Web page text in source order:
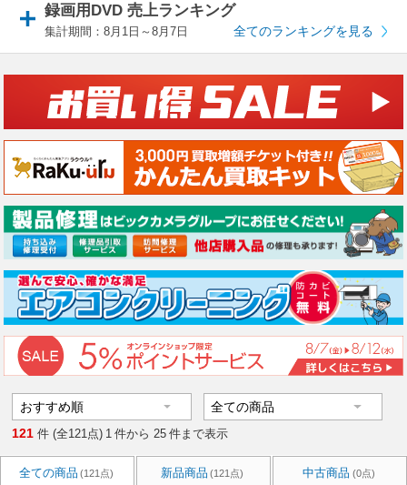
録画用DVD 売上ランキング
集計期間：8月1日～8月7日 全てのランキングを見る
121 件 (全121点) 1 件から 25 件まで表示
全ての商品 (121点) 新品商品 (121点) 中古商品 (0点)